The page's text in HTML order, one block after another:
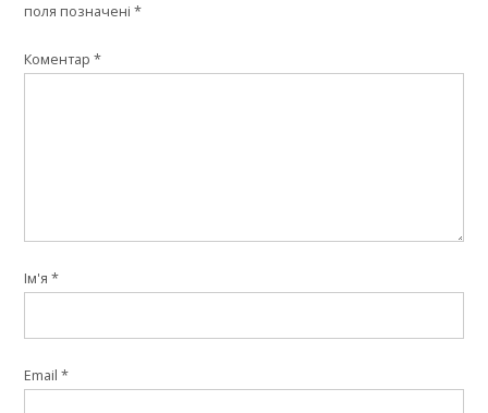
поля позначені*
Коментар*
Ім'я*
Email*